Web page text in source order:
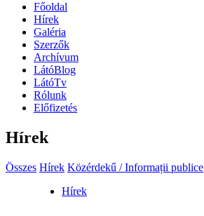
Főoldal
Hírek
Galéria
Szerzők
Archívum
LátóBlog
LátóTv
Rólunk
Előfizetés
Hírek
Összes Hírek Közérdekű / Informații publice
Hírek